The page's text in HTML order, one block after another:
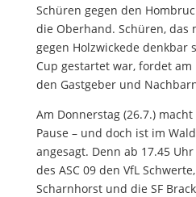
Schüren gegen den
die Oberhand. Schüren, das
gegen Holzwickede denkbar
Cup gestartet war, fordet
den Gastgeber und
Am Donnerstag (26.7.)
Pause – und doch ist im
angesagt. Denn ab 17.45
des ASC 09 den VfL
Scharnhorst und die SF